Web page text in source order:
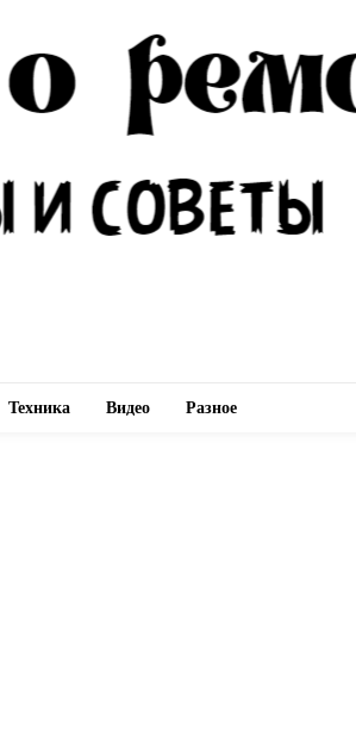
Техника Видео Разное